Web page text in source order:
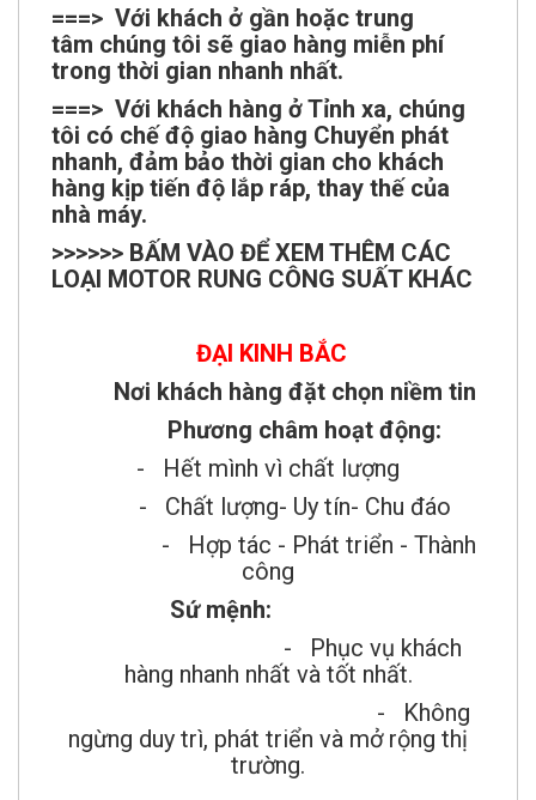
tâm chúng tôi sẽ giao hàng miễn phí
trong thời gian nhanh nhất.
===> Với khách hàng ở Tỉnh xa, chúng
tôi có chế độ giao hàng Chuyển phát
nhanh, đảm bảo thời gian cho khách
hàng kịp tiến độ lắp ráp, thay thế của
nhà máy.
>>>>>> BẤM VÀO ĐỂ XEM THÊM CÁC
LOẠI MOTOR RUNG CÔNG SUẤT KHÁC
Nơi khách hàng đặt chọn niềm tin
Phương châm hoạt động:
- Hết mình vì chất lượng
- Chất lượng- Uy tín- Chu đáo
- Hợp tác - Phát triển - Thành
công
Sứ mệnh:
- Phục vụ khách
hàng nhanh nhất và tốt nhất.
- Không
ngừng duy trì, phát triển và mở rộng thị
trường.